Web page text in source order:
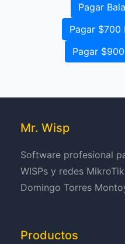
Pagar
Pagar $700
Pagar
Mr. Wisp
Software profesional
WISPs y redes
Domingo Torres
Productos